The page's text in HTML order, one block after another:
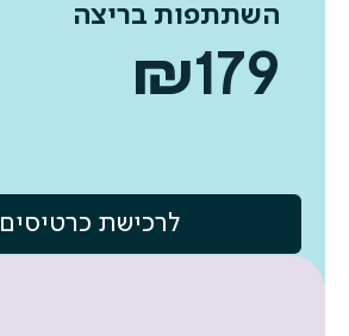
השתתפות בריצה
₪179
לרכישת כרטיסים